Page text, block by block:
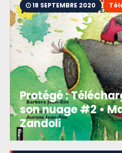
18 SEPTEMBRE 2020
Protégé :
son nuage #2 •
Zandoli